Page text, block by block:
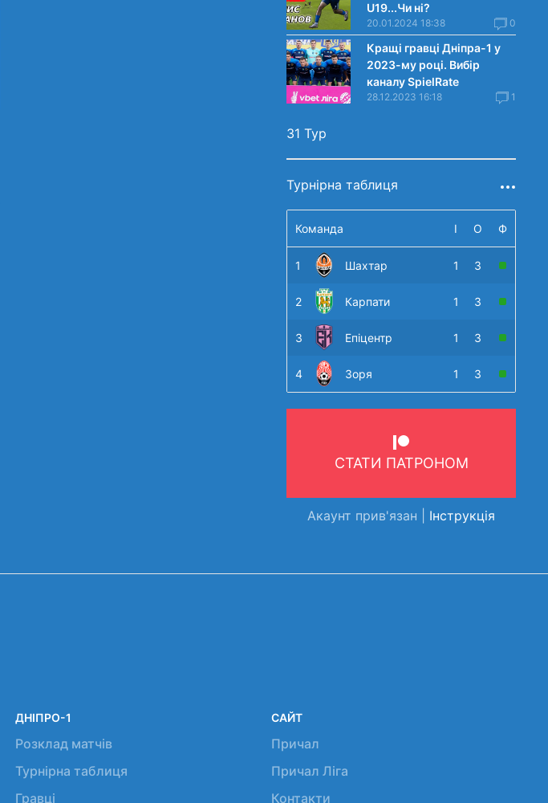
U19...Чи нi?
20.01.2024 18:38 0
Кращі гравці Дніпра-1 у
2023-му році. Вибiр
каналу SpielRate
28.12.2023 16:18 1
31 Тур
Турнірна таблиця
Команда І О Ф
1 Шахтар 1 3
2 Карпати 1 3
3 Епіцентр 1 3
4 Зоря 1 3
СТАТИ ПАТРОНОМ
Акаунт прив'язан | Інструкція
ДНІПРО-1
Розклад матчів
Турнірна таблиця
Гравці
САЙТ
Причал
Причал Ліга
Контакти